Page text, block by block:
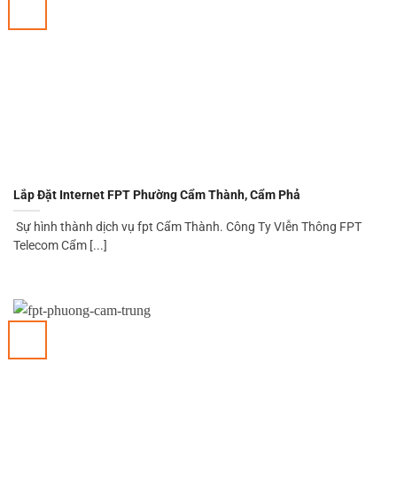
Lắp Đặt Internet FPT Phường Cẩm Thành, Cẩm Phả
Sự hình thành dịch vụ fpt Cẩm Thành. Công Ty VIễn Thông FPT
Telecom Cẩm [...]